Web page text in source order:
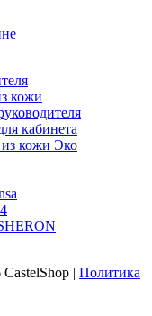
кожи
кабинета
кожи Эко
| Политика